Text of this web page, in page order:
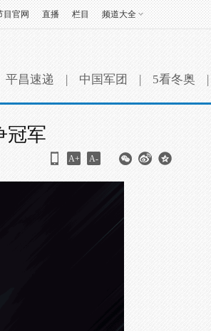
目官网 直播 栏目 频道大全
平昌速递 | 中国军团 | 5看冬奥 |
冠军
A+ A-